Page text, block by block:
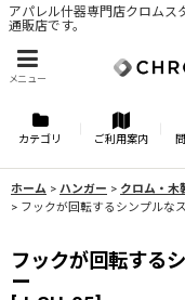
アパレル什器専門店クロムス
通販店です。
メニュー
カテゴリ ご利用案内
ホーム > ハンガー > クロム・木
> フックが回転するシンプルな
フックが回転する
ー